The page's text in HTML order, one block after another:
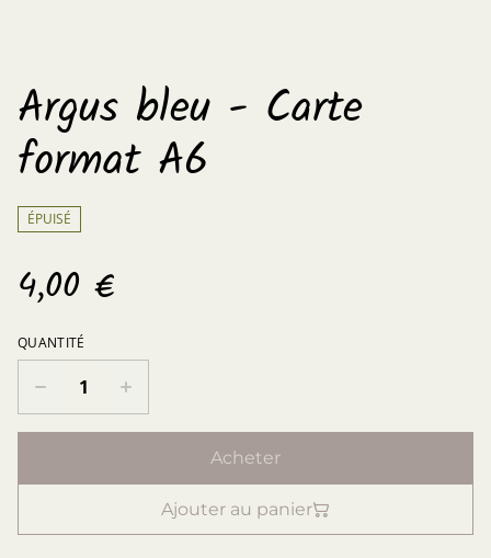
Argus bleu - Carte
format A6
ÉPUISÉ
4,00 €
QUANTITÉ
Acheter
Ajouter au panier